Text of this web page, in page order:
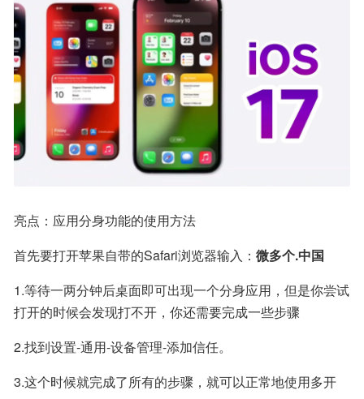
亮点：应用分身功能的使用方法
首先要打开苹果自带的Safari浏览器输入： 微多个.中国
1.等待一两分钟后桌面即可出现一个分身应用，但是你尝试
打开的时候会发现打不开，你还需要完成一些步骤
2.找到设置-通用-设备管理-添加信任。
3.这个时候就完成了所有的步骤，就可以正常地使用多开